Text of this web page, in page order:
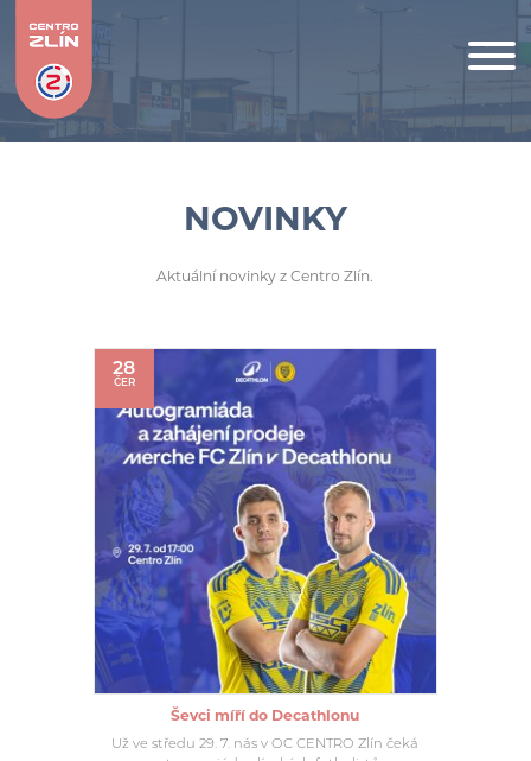
NOVINKY
Aktuální novinky z Centro Zlín.
28
ČER
Ševci míří do Decathlonu
Už ve středu 29. 7. nás v OC CENTRO Zlín čeká